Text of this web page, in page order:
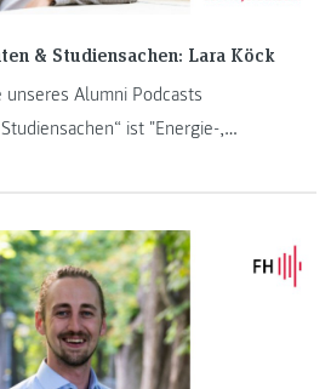
& Studiensachen: Lara Köck
Alumni Podcasts